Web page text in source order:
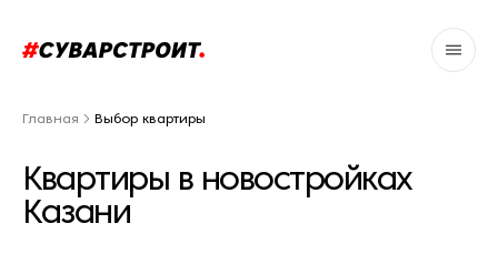
Главная Выбор квартиры
Квартиры в новостройках
Казани